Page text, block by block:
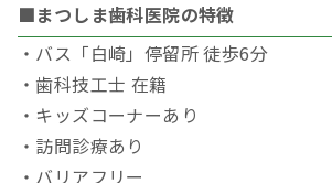
■まつしま歯科医院の特徴
・バス「白崎」停留所 徒歩6分
・歯科技工士 在籍
・キッズコーナーあり
・訪問診療あり
・バリアフリー